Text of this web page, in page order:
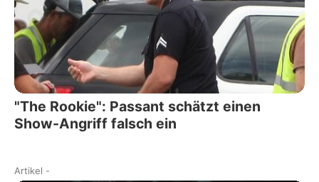
"The Rookie": Passant schätzt einen
Show-Angriff falsch ein
Artikel -